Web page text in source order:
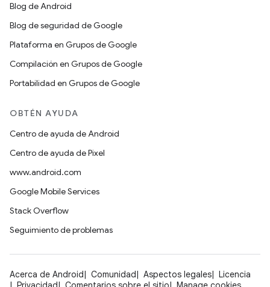
Blog de Android
Blog de seguridad de Google
Plataforma en Grupos de Google
Compilación en Grupos de Google
Portabilidad en Grupos de Google
OBTÉN AYUDA
Centro de ayuda de Android
Centro de ayuda de Pixel
www.android.com
Google Mobile Services
Stack Overflow
Seguimiento de problemas
Acerca de Android Comunidad Aspectos legales
Licencia